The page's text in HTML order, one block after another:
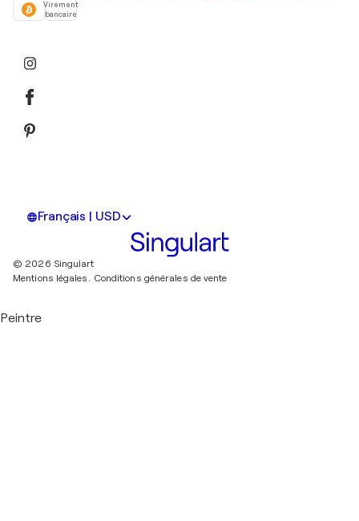
Virement
bancaire
Français | USD
© 2026 Singulart
Mentions légales. Conditions générales de vente
Peintre